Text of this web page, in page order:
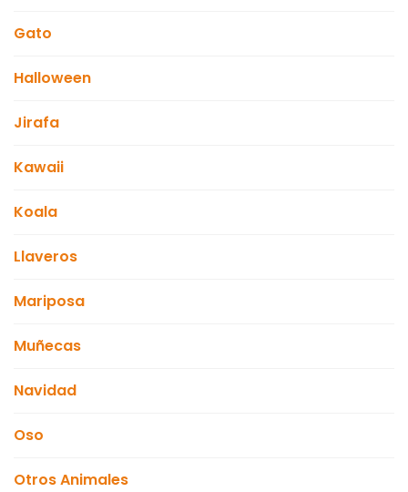
Gato
Halloween
Jirafa
Kawaii
Koala
Llaveros
Mariposa
Muñecas
Navidad
Oso
Otros Animales